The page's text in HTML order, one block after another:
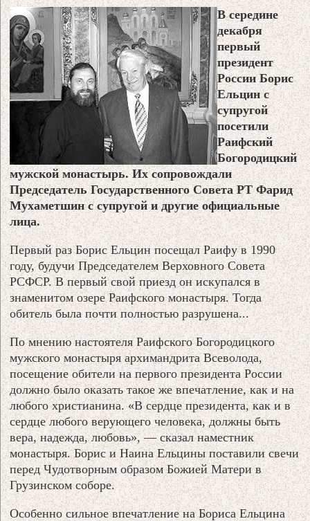
В середине
декабря
первый
президент
России Борис
Ельцин с
супругой
посетили
Раифский
Богородицкий
мужской монастырь. Их сопровождали
Председатель Государственного Совета РТ Фарид
Мухаметшин с супругой и другие официальные
лица.
Первый раз Борис Ельцин посещал Раифу в 1990
году, будучи Председателем Верховного Совета
РСФСР. В первый свой приезд он искупался в
знаменитом озере Раифского монастыря. Тогда
обитель была почти полностью разрушена...
По мнению настоятеля Раифского Богородицкого
мужского монастыря архимандрита Всеволода,
посещение обители на первого президента России
должно было оказать такое же впечатление, как и на
любого христианина. «В сердце президента, как и в
сердце любого верующего человека, должны быть
вера, надежда, любовь», — сказал наместник
монастыря. Борис и Наина Ельцины поставили свечи
перед Чудотворным образом Божией Матери в
Грузинском соборе.
Особенно сильное впечатление на Бориса Ельцина